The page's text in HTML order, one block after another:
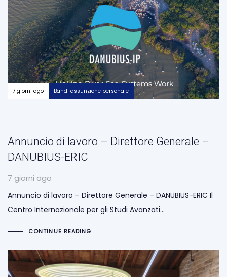
7 giorni ago Bandi assunzione personale
Annuncio di lavoro – Direttore Generale –
DANUBIUS-ERIC
7 giorni ago
Annuncio di lavoro – Direttore Generale – DANUBIUS-ERIC Il
Centro Internazionale per gli Studi Avanzati…
CONTINUE READING